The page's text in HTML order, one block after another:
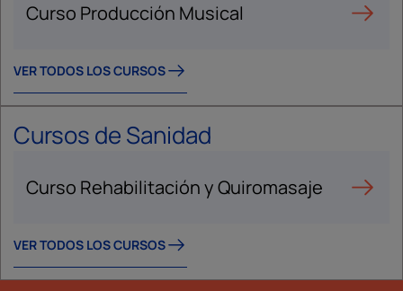
Curso Producción Musical
VER TODOS LOS CURSOS
Cursos de Sanidad
Curso Rehabilitación y Quiromasaje
VER TODOS LOS CURSOS